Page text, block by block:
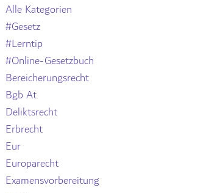
Alle Kategorien
#gesetz
#lerntip
#online-Gesetzbuch
Bereicherungsrecht
Bgb At
Deliktsrecht
Erbrecht
Eur
Europarecht
Examensvorbereitung